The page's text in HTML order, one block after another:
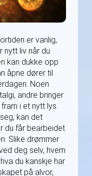
er vanlig,
nytt liv når du
kan dukke opp
åpne dører til
Noen
andre bringer
i et nytt lys.
kan det
du får bearbeidet
Slike drømmer
deg selv, hvem
du kanskje har
på alvor,